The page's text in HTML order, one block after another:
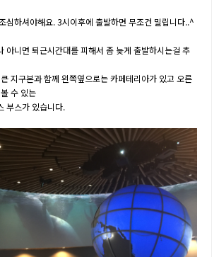
심하셔야해요. 3시이후에 출발하면 무조건 밀립니다..^
아니면 퇴근시간대를 피해서 좀 늦게 출발하시는걸 추
지구본과 함께 왼쪽옆으로는 카페테리아가 있고 오른
수 있는
부스가 있습니다.